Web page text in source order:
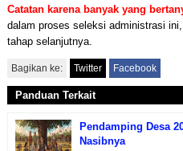
Catatan karena banyak yang
dalam proses seleksi administrasi
tahap selanjutnya.
Bagikan ke: Twitter Facebook
Panduan Terkait
Pendamping Desa
Nasibnya